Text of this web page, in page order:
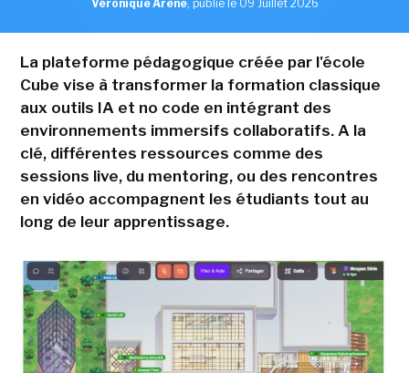
Véronique Arène, publié le 09 Juillet 2026
La plateforme pédagogique créée par l'école
Cube vise à transformer la formation classique
aux outils IA et no code en intégrant des
environnements immersifs collaboratifs. A la
clé, différentes ressources comme des
sessions live, du mentoring, ou des rencontres
en vidéo accompagnent les étudiants tout au
long de leur apprentissage.